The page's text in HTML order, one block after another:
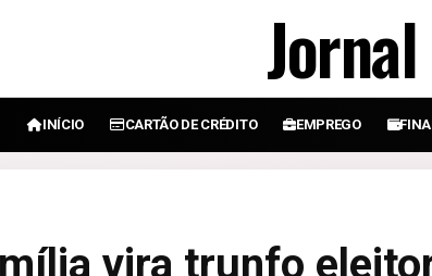
Jornal
INÍCIO CARTÃO DE CRÉDITO EMPREGO
vira trunfo